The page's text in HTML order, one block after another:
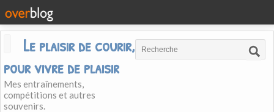
Le plaisir de courir, courir
pour vivre de plaisir
Mes entraînements,
compétitions et autres
souvenirs.